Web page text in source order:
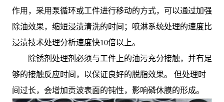
作用，采用泵循环或工件进行移动的方式，可以通过加强
除油效果，缩短浸渍清洗的时间；喷淋系统处理的速度比
浸渍技术处理分析速度快10倍以上。
除锈剂处理剂必须与工件上的油污充分接触，并有足
够的接触反应时间，以保证良好的脱脂效果。 但处理时
间过长，会增加贡波表面的钝性，影响磷休膜的形成。